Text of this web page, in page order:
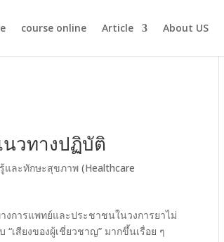
course online Article About US
วทางปฏิบัติ
และทักษะสุขภาพ (Healthcare
งการแพทย์และประชาชนในวงการยาไม่
เสียงของผู้เชี่ยวชาญ” มากขึ้นเรื่อย ๆ